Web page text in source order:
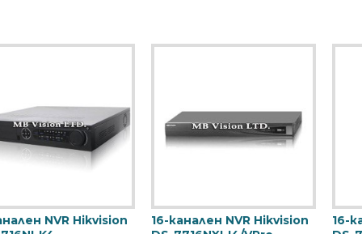
канален NVR с 16 PoE
16-канален PoE NVR